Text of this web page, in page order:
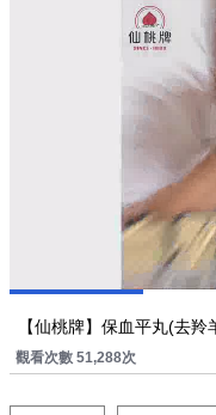
【仙桃牌】保血平丸(去羚
觀看次數 51,288次